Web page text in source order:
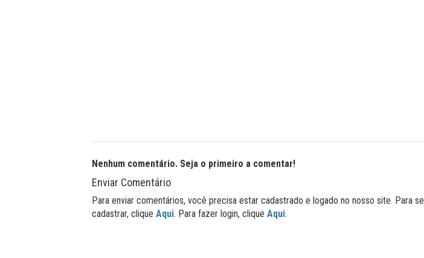
Nenhum comentário. Seja o primeiro a comentar!
Enviar Comentário
Para enviar comentários, você precisa estar cadastrado e logado no nosso site. Para se
cadastrar, clique Aqui. Para fazer login, clique Aqui.